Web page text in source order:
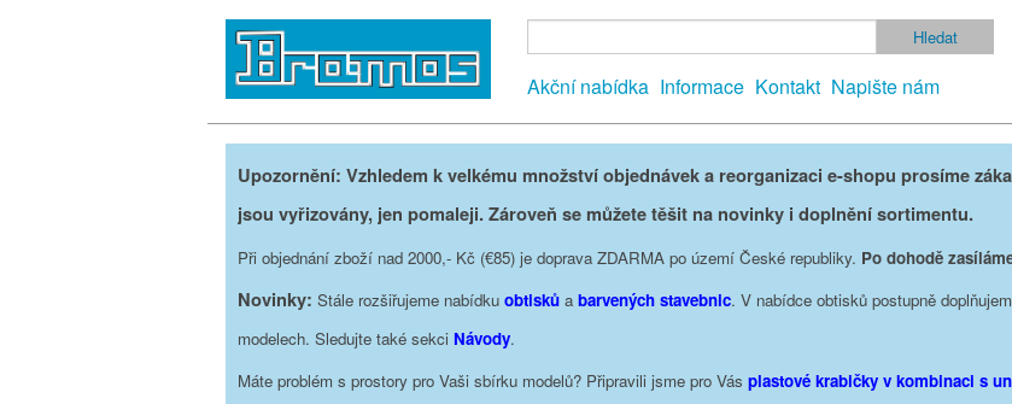
Akční nabídka Informace Kontakt Napište nám
Upozornění: Vzhledem k velkému množství objednávek a reorganizaci e-shopu prosíme
jsou vyřizovány, jen pomaleji. Zároveň se můžete těšit na novinky i doplnění sortimentu.
Při objednání zboží nad 2000,- Kč (€85) je doprava ZDARMA po území České republiky. Po dohodě
Novinky: Stále rozšiřujeme nabídku obtisků a barvených stavebnic. V nabídce obtisků postupně
modelech. Sledujte také sekci Návody.
Máte problém s prostory pro Vaši sbírku modelů? Připravili jsme pro Vás plastové krabičky v kombinaci s